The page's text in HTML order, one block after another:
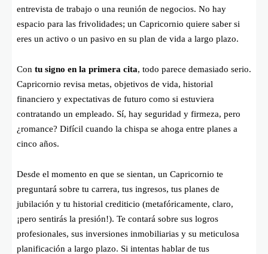
entrevista de trabajo o una reunión de negocios. No hay
espacio para las frivolidades; un Capricornio quiere saber si
eres un activo o un pasivo en su plan de vida a largo plazo.
Con tu signo en la primera cita, todo parece demasiado serio.
Capricornio revisa metas, objetivos de vida, historial
financiero y expectativas de futuro como si estuviera
contratando un empleado. Sí, hay seguridad y firmeza, pero
¿romance? Difícil cuando la chispa se ahoga entre planes a
cinco años.
Desde el momento en que se sientan, un Capricornio te
preguntará sobre tu carrera, tus ingresos, tus planes de
jubilación y tu historial crediticio (metafóricamente, claro,
¡pero sentirás la presión!). Te contará sobre sus logros
profesionales, sus inversiones inmobiliarias y su meticulosa
planificación a largo plazo. Si intentas hablar de tus